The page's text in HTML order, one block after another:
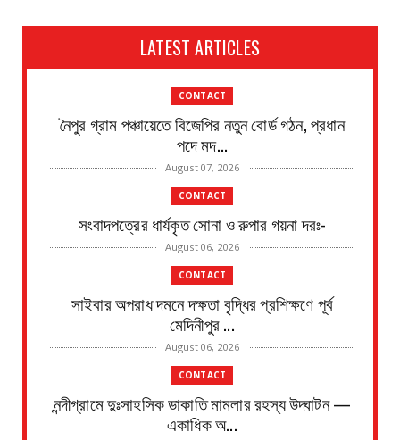
LATEST ARTICLES
CONTACT
নৈপুর গ্রাম পঞ্চায়েতে বিজেপির নতুন বোর্ড গঠন, প্রধান
পদে মদ...
August 07, 2026
CONTACT
সংবাদপত্রের ধার্যকৃত সোনা ও রুপার গয়না দরঃ-
August 06, 2026
CONTACT
সাইবার অপরাধ দমনে দক্ষতা বৃদ্ধির প্রশিক্ষণে পূর্ব
মেদিনীপুর ...
August 06, 2026
CONTACT
নন্দীগ্রামে দুঃসাহসিক ডাকাতি মামলার রহস্য উদ্ঘাটন —
একাধিক অ...